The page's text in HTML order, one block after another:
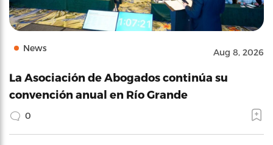
News Aug 8, 2026
La Asociación de Abogados continúa su
convención anual en Río Grande
0